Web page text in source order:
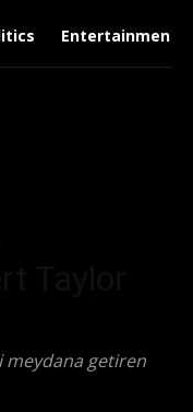
Entertainment
meydana getiren